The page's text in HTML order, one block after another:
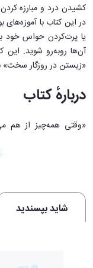
کشیدن درد و مبارزه
در این کتاب با آموزه‌های
یا پرت‌کردن حواس خود
آن‌ها روبه‌رو شوید. این
«زیستن در روزگار
درباره‌ٔ کتاب
فرار از آنهاست.
بیداری هستند. او به
خوانندگان را دعوت
درد عاطفی را به عنوان
شاید بپسندید